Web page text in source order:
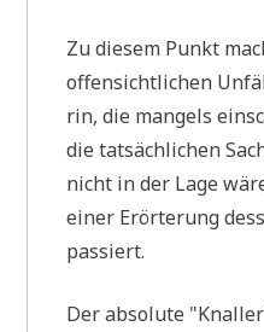
Zu die­sem Punkt
offen­sicht­li­chen
rin, die man­gels
die tat­säch­li­chen
nicht in der Lage
einer Erör­te­rung
passiert.
Der abso­lu­te